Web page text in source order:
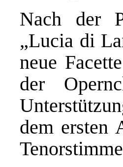
Nach der
„Lucia di
neue
der
dem ersten